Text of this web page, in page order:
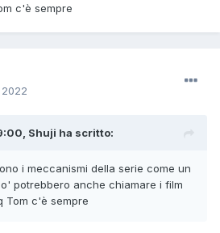
c'è sempre
Shuji ha scritto:
i meccanismi della serie come un
potrebbero anche chiamare i film
Tom c'è sempre